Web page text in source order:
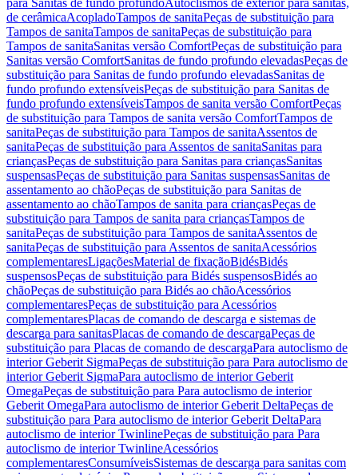
para Sanitas de fundo profundoAutoclismos de exterior para sanitas,
de cerâmicaAcopladoTampos de sanitaPeças de substituição para
Tampos de sanitaTampos de sanitaPeças de substituição para
Tampos de sanitaSanitas versão ComfortPeças de substituição para
Sanitas versão ComfortSanitas de fundo profundo elevadasPeças de
substituição para Sanitas de fundo profundo elevadasSanitas de
fundo profundo extensíveisPeças de substituição para Sanitas de
fundo profundo extensíveisTampos de sanita versão ComfortPeças
de substituição para Tampos de sanita versão ComfortTampos de
sanitaPeças de substituição para Tampos de sanitaAssentos de
sanitaPeças de substituição para Assentos de sanitaSanitas para
criançasPeças de substituição para Sanitas para criançasSanitas
suspensasPeças de substituição para Sanitas suspensasSanitas de
assentamento ao chãoPeças de substituição para Sanitas de
assentamento ao chãoTampos de sanita para criançasPeças de
substituição para Tampos de sanita para criançasTampos de
sanitaPeças de substituição para Tampos de sanitaAssentos de
sanitaPeças de substituição para Assentos de sanitaAcessórios
complementaresLigaçõesMaterial de fixaçãoBidésBidés
suspensosPeças de substituição para Bidés suspensosBidés ao
chãoPeças de substituição para Bidés ao chãoAcessórios
complementaresPeças de substituição para Acessórios
complementaresPlacas de comando de descarga e sistemas de
descarga para sanitasPlacas de comando de descargaPeças de
substituição para Placas de comando de descargaPara autoclismo de
interior Geberit SigmaPeças de substituição para Para autoclismo de
interior Geberit SigmaPara autoclismo de interior Geberit
OmegaPeças de substituição para Para autoclismo de interior
Geberit OmegaPara autoclismo de interior Geberit DeltaPeças de
substituição para Para autoclismo de interior Geberit DeltaPara
autoclismo de interior TwinlinePeças de substituição para Para
autoclismo de interior TwinlineAcessórios
complementaresConsumíveisSistemas de descarga para sanitas com